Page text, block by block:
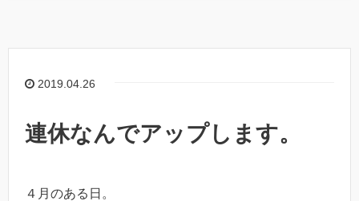
2019.04.26
連休なんでアップします。
４月のある日。